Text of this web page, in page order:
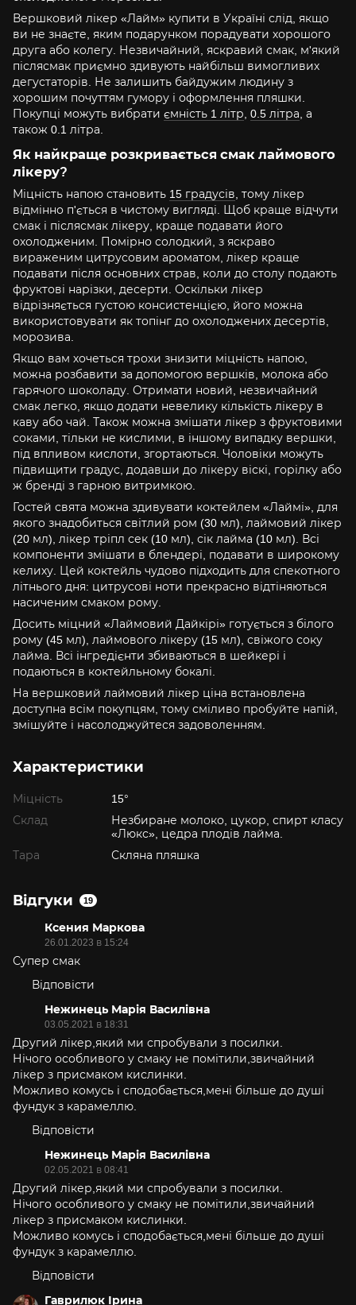
Вершковий лікер «Лайм» купити в Україні слід, якщо
ви не знаєте, яким подарунком порадувати хорошого
друга або колегу. Незвичайний, яскравий смак, м'який
післясмак приємно здивують найбільш вимогливих
дегустаторів. Не залишить байдужим людину з
хорошим почуттям гумору і оформлення пляшки.
Покупці можуть вибрати ємність 1 літр 0.5 літра , а
також 0.1 літра.
Як найкраще розкривається смак лаймового
лікеру?
Міцність напою становить 15 градусів , тому лікер
відмінно п'ється в чистому вигляді. Щоб краще відчути
смак і післясмак лікеру, краще подавати його
охолодженим. Помірно солодкий, з яскраво
вираженим цитрусовим ароматом, лікер краще
подавати після основних страв, коли до столу подають
фруктові нарізки, десерти. Оскільки лікер
відрізняється густою консистенцією, його можна
використовувати як топінг до охолоджених десертів,
морозива.
Якщо вам хочеться трохи знизити міцність напою,
можна розбавити за допомогою вершків, молока або
гарячого шоколаду. Отримати новий, незвичайний
смак легко, якщо додати невелику кількість лікеру в
каву або чай. Також можна змішати лікер з фруктовими
соками, тільки не кислими, в іншому випадку вершки,
під впливом кислоти, згортаються. Чоловіки можуть
підвищити градус, додавши до лікеру віскі, горілку або
ж бренді з гарною витримкою.
Гостей свята можна здивувати коктейлем «Лаймі», для
якого знадобиться світлий ром (30 мл), лаймовий лікер
(20 мл), лікер тріпл сек (10 мл), сік лайма (10 мл). Всі
компоненти змішати в блендері, подавати в широкому
келиху. Цей коктейль чудово підходить для спекотного
літнього дня: цитрусові ноти прекрасно відтіняються
насиченим смаком рому.
Досить міцний «Лаймовий Дайкірі» готується з білого
рому (45 мл), лаймового лікеру (15 мл), свіжого соку
лайма. Всі інгредієнти збиваються в шейкері і
подаються в коктейльному бокалі.
На вершковий лаймовий лікер ціна встановлена
доступна всім покупцям, тому сміливо пробуйте напій,
змішуйте і насолоджуйтеся задоволенням.
Характеристики
Міцність
15°
Склад
Незбиране молоко, цукор, спирт класу
«Люкс», цедра плодів лайма.
Тара
Скляна пляшка
Відгуки 19
Ксения Маркова
26.01.2023 в 15:24
Супер смак
Відповісти
Нежинець Марія Василівна
03.05.2021 в 18:31
Другий лікер,який ми спробували з посилки.
Нічого особливого у смаку не помітили,звичайний
лікер з присмаком кислинки.
Можливо комусь і сподобається,мені більше до душі
фундук з карамеллю.
Відповісти
Нежинець Марія Василівна
02.05.2021 в 08:41
Другий лікер,який ми спробували з посилки.
Нічого особливого у смаку не помітили,звичайний
лікер з присмаком кислинки.
Можливо комусь і сподобається,мені більше до душі
фундук з карамеллю.
Відповісти
Гаврилюк Ірина